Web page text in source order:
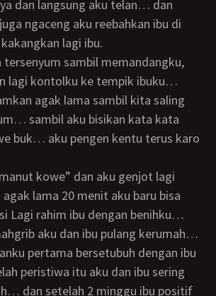
dan langsung aku telan… dan
ngaceng aku reebahkan ibu di
lagi ibu.
lagi kontolku ke tempik ibuku…
agak lama sambil kita saling
sambil aku bisikan kata kata
buk… aku pengen kentu terus karo
lama 20 menit aku baru bisa
Lagi rahim ibu dengan benihku…
aku dan ibu pulang kerumah…
pertama bersetubuh dengan ibu
peristiwa itu aku dan ibu sering
dan setelah 2 minggu ibu positif